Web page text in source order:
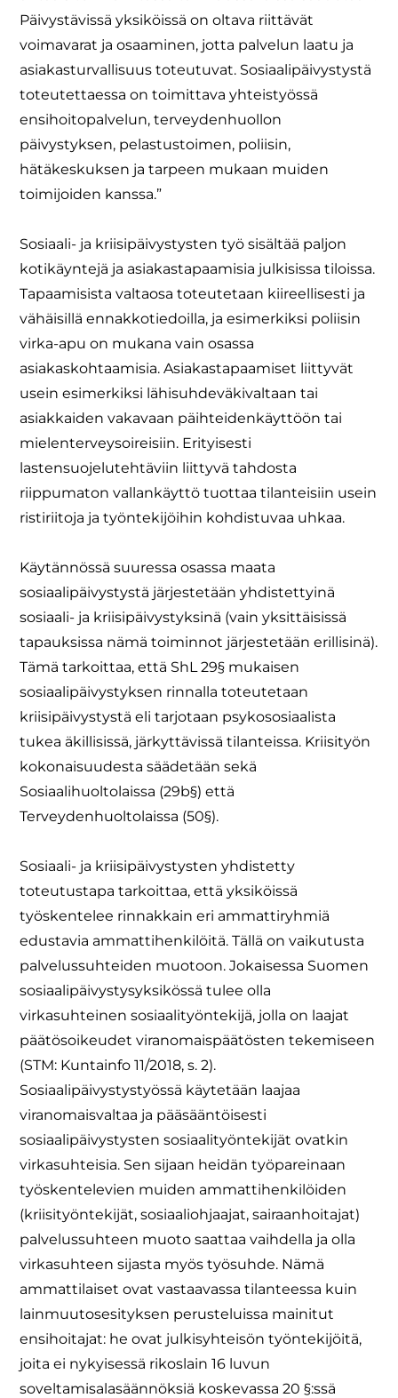
Päivystävissä yksiköissä on oltava riittävät
voimavarat ja osaaminen, jotta palvelun laatu ja
asiakasturvallisuus toteutuvat. Sosiaalipäivystystä
toteutettaessa on toimittava yhteistyössä
ensihoitopalvelun, terveydenhuollon
päivystyksen, pelastustoimen, poliisin,
hätäkeskuksen ja tarpeen mukaan muiden
toimijoiden kanssa.”
Sosiaali- ja kriisipäivystysten työ sisältää paljon
kotikäyntejä ja asiakastapaamisia julkisissa tiloissa.
Tapaamisista valtaosa toteutetaan kiireellisesti ja
vähäisillä ennakkotiedoilla, ja esimerkiksi poliisin
virka-apu on mukana vain osassa
asiakaskohtaamisia. Asiakastapaamiset liittyvät
usein esimerkiksi lähisuhdeväkivaltaan tai
asiakkaiden vakavaan päihteidenkäyttöön tai
mielenterveysoireisiin. Erityisesti
lastensuojelutehtäviin liittyvä tahdosta
riippumaton vallankäyttö tuottaa tilanteisiin usein
ristiriitoja ja työntekijöihin kohdistuvaa uhkaa.
Käytännössä suuressa osassa maata
sosiaalipäivystystä järjestetään yhdistettyinä
sosiaali- ja kriisipäivystyksinä (vain yksittäisissä
tapauksissa nämä toiminnot järjestetään erillisinä).
Tämä tarkoittaa, että ShL 29§ mukaisen
sosiaalipäivystyksen rinnalla toteutetaan
kriisipäivystystä eli tarjotaan psykososiaalista
tukea äkillisissä, järkyttävissä tilanteissa. Kriisityön
kokonaisuudesta säädetään sekä
Sosiaalihuoltolaissa (29b§) että
Terveydenhuoltolaissa (50§).
Sosiaali- ja kriisipäivystysten yhdistetty
toteutustapa tarkoittaa, että yksiköissä
työskentelee rinnakkain eri ammattiryhmiä
edustavia ammattihenkilöitä. Tällä on vaikutusta
palvelussuhteiden muotoon. Jokaisessa Suomen
sosiaalipäivystysyksikössä tulee olla
virkasuhteinen sosiaalityöntekijä, jolla on laajat
päätösoikeudet viranomaispäätösten tekemiseen
(STM: Kuntainfo 11/2018, s. 2).
Sosiaalipäivystystyössä käytetään laajaa
viranomaisvaltaa ja pääsääntöisesti
sosiaalipäivystysten sosiaalityöntekijät ovatkin
virkasuhteisia. Sen sijaan heidän työpareinaan
työskentelevien muiden ammattihenkilöiden
(kriisityöntekijät, sosiaaliohjaajat, sairaanhoitajat)
palvelussuhteen muoto saattaa vaihdella ja olla
virkasuhteen sijasta myös työsuhde. Nämä
ammattilaiset ovat vastaavassa tilanteessa kuin
lainmuutosesityksen perusteluissa mainitut
ensihoitajat: he ovat julkisyhteisön työntekijöitä,
joita ei nykyisessä rikoslain 16 luvun
soveltamisalasäännöksiä koskevassa 20 §:ssä